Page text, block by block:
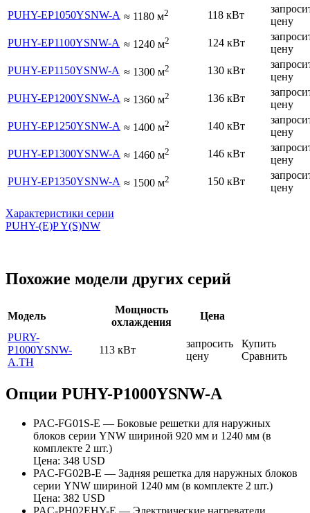
PUHY-EP1050YSNW-A ≈ 1180 м2 118 кВт
цену
PUHY-EP1100YSNW-A ≈ 1240 м2 124 кВт
цену
PUHY-EP1150YSNW-A ≈ 1300 м2 130 кВт
цену
PUHY-EP1200YSNW-A ≈ 1360 м2 136 кВт
цену
PUHY-EP1250YSNW-A ≈ 1400 м2 140 кВт
цену
PUHY-EP1300YSNW-A ≈ 1460 м2 146 кВт
цену
PUHY-EP1350YSNW-A ≈ 1500 м2 150 кВт
цену
Характеристики серии
PUHY-(E)P Y(S)NW
Похожие модели других серий
Модель
Мощность
охлаждения
Цена
PURY-
P1000YSNW-
A.TH
113 кВт
запросить
цену
Купить
Сравнить
Опции PUHY-P1000YSNW-A
PAC-FG01S-E — Боковые решетки для наружных
блоков серии YNW шириной 920 мм и 1240 мм (в
комплекте 2 шт.)
Цена: 348 USD
PAC-FG02B-E — Задняя решетка для наружных блоков
серии YNW шириной 1240 мм (в комплекте 2 шт.)
Цена: 382 USD